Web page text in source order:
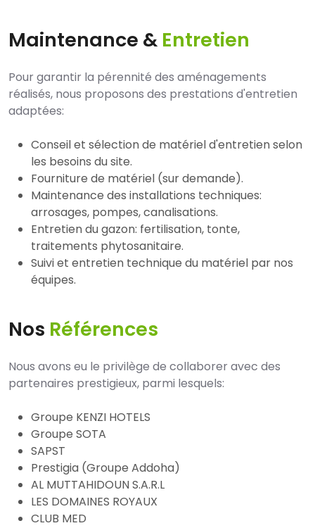
Maintenance & Entretien
Pour garantir la pérennité des aménagements
réalisés, nous proposons des prestations d'entretien
adaptées:
Conseil et sélection de matériel d'entretien selon
les besoins du site.
Fourniture de matériel (sur demande).
Maintenance des installations techniques:
arrosages, pompes, canalisations.
Entretien du gazon: fertilisation, tonte,
traitements phytosanitaire.
Suivi et entretien technique du matériel par nos
équipes.
Nos Références
Nous avons eu le privilège de collaborer avec des
partenaires prestigieux, parmi lesquels:
Groupe KENZI HOTELS
Groupe SOTA
SAPST
Prestigia (Groupe Addoha)
AL MUTTAHIDOUN S.A.R.L
LES DOMAINES ROYAUX
CLUB MED